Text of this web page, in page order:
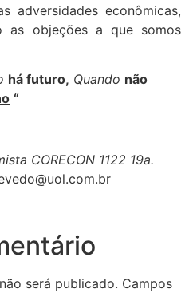
adversidades econômicas,
as objeções a que somos
há futuro, Quando não
“
CORECON 1122 19a.
será publicado. Campos